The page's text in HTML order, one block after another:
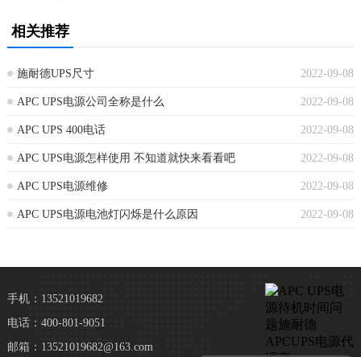
相关推荐
2022-09-08
施耐德UPS尺寸
2022-09-08
APC UPS电源公司全称是什么
2022-09-08
APC UPS 400电话
2022-09-08
APC UPS电源怎样使用 不知道就快来看看吧
2022-09-08
APC UPS电源维修
2022-09-08
APC UPS电源电池灯闪烁是什么原因
手机：13521019682
电话：400-801-9051
邮箱：13521019682@163.com